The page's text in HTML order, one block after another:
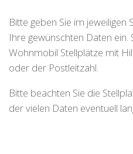
Bitte geben Sie im
Ihre gewünschten Daten
Wohnmobil Stellplätze mit
oder der Postleitzahl.
Bitte beachten Sie die
der vielen Daten eventuell